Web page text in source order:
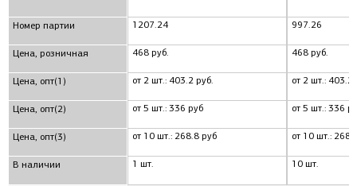
Номер партии
Цена, розничная
Цена, опт(1)
Цена, опт(2)
Цена, опт(3)
В наличии
1207.24
468 руб.
от 2 шт.: 403.2 руб.
от 5 шт.: 336 руб
от 10 шт.: 268.8 руб
1 шт.
997.26
468 руб.
от 2 шт.: 403.2
от 5 шт.: 336
от 10 шт.:
10 шт.